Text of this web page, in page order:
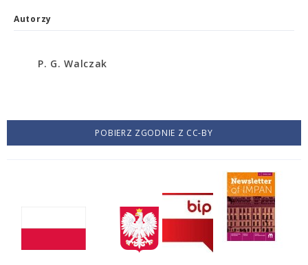
Autorzy
P. G. Walczak
POBIERZ ZGODNIE Z CC-BY